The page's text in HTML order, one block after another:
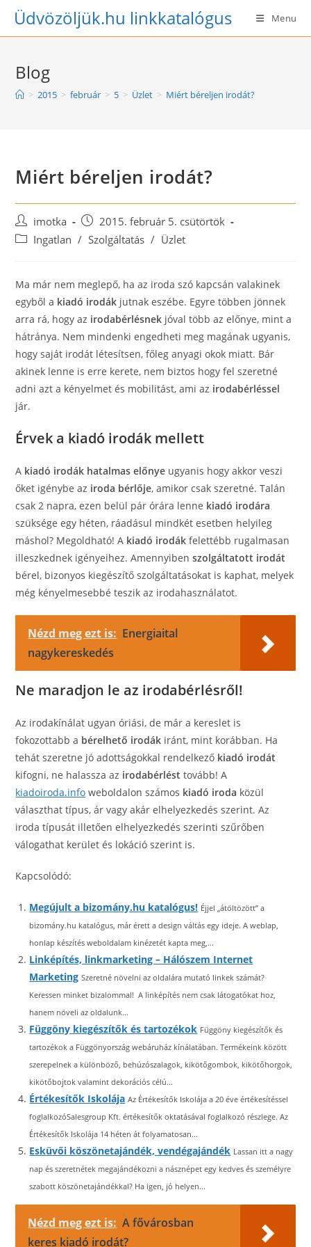
SkipÜdvözöljük.hu linkkatalógus Menu
Blog
> 2015 > február > 5 > Üzlet > Miért béreljen irodát?
Miért béreljen irodát?
Post
author:
imotka
Post
published:
2015. február 5. csütörtök
PostIngatlan / Szolgáltatás / Üzlet
Ma már nem meglepő, ha az iroda szó kapcsán valakinek
egyből a kiadó irodák jutnak eszébe. Egyre többen jönnek
arra rá, hogy az irodabérlésnek jóval több az előnye, mint a
hátránya. Nem mindenki engedheti meg magának ugyanis,
hogy saját irodát létesítsen, főleg anyagi okok miatt. Bár
akinek lenne is erre kerete, nem biztos hogy fel szeretné
adni azt a kényelmet és mobilitást, ami az irodabérléssel
jár.
Érvek a kiadó irodák mellett
A kiadó irodák hatalmas előnye ugyanis hogy akkor veszi
őket igénybe az iroda bérlője, amikor csak szeretné. Talán
csak 2 napra, ezen belül pár órára lenne kiadó irodára
szüksége egy héten, ráadásul mindkét esetben helyileg
máshol? Megoldható! A kiadó irodák felettébb rugalmasan
illeszkednek igényeihez. Amennyibenszolgáltatott irodát
bérel, bizonyos kiegészítő szolgáltatásokat is kaphat, melyek
még kényelmesebbé teszik az irodahasználatot.
Nézd meg ezt is: Energiaital
nagykereskedés
Ne maradjon le az irodabérlésről!
Az irodakínálat ugyan óriási, de már a kereslet is
fokozottabb a bérelhető irodák iránt, mint korábban. Ha
tehát szeretne jó adottságokkal rendelkező kiadó irodát
kifogni, ne halassza az irodabérlést tovább! A
kiadoiroda.info weboldalon számos kiadó iroda közül
választhat típus, ár vagy akár elhelyezkedés szerint. Az
iroda típusát illetően elhelyezkedés szerinti szűrőben
válogathat kerület és lokáció szerint is.
Kapcsolódó:
Megújult a bizomány.hu katalógus! Éjjel „átöltözött” a
bizomány.hu katalógus, már érett a design váltás egy ideje. A weblap,
honlap készítés weboldalam kinézetét kapta meg,...
Linképítés, linkmarketing – Hálószem Internet
Marketing Szeretné növelni az oldalára mutató linkek számát?
Keressen minket bizalommal! A linképítés nem csak látogatókat hoz,
hanem növeli az oldalunk...
Függöny kiegészítők és tartozékok Függöny kiegészítők és
tartozékok a Függönyország webáruház kínálatában. Termékeink között
szerepelnek a különböző, behúzószalagok, kikötőgombok, kikötőhorgok,
kikötőbojtok valamint dekorációs célú...
Értékesítők Iskolája Az Értékesítők Iskolája a 20 éve értékesítéssel
foglalkozóSalesgroup Kft. értékesítők oktatásával foglalkozó részlege. Az
Értékesítők Iskolája 14 héten át folyamatosan...
Esküvői köszönetajándék, vendégajándék Lassan itt a nagy
nap és szeretnétek megajándékozni a násznépet egy kedves és személyre
szabott köszönetajándékkal? Ha igen, jó helyen...
Nézd meg ezt is: A fővárosban
keres kiadó irodát?